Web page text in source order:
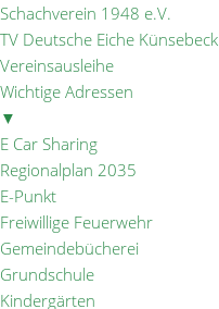
Schachverein 1948 e.V.
TV Deutsche Eiche Künsebeck
Vereinsausleihe
Wichtige Adressen
▼
E Car Sharing
Regionalplan 2035
E-Punkt
Freiwillige Feuerwehr
Gemeindebücherei
Grundschule
Kindergärten